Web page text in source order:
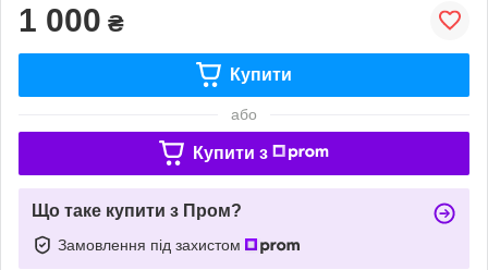
1 000 ₴
Купити
або
Купити з
Що таке купити з Пром?
Замовлення під захистом